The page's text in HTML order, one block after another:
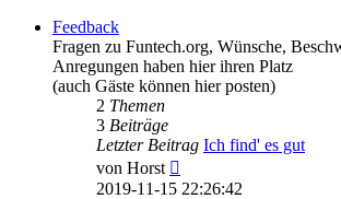
Feedback
Fragen zu Funtech.org, Wünsche,
Anregungen haben hier ihren Platz
(auch Gäste können hier posten)
2 Themen
3 Beiträge
Letzter Beitrag Ich find' es gut
von Horst
Beitrag
2019-11-15 22:26:42